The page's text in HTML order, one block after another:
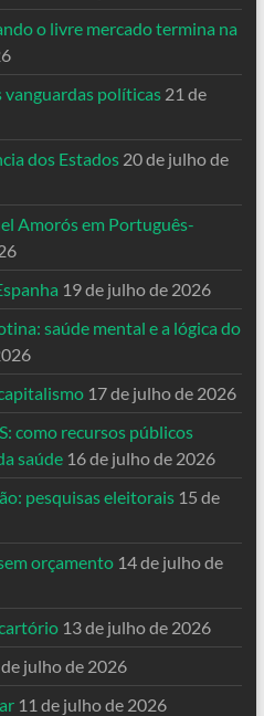
o livre mercado termina na
políticas 21 de
dos Estados 20 de julho de
Amorós em Português-
19 de julho de 2026
saúde mental e a lógica do
17 de julho de 2026
como recursos públicos
saúde 16 de julho de 2026
pesquisas eleitorais 15 de
orçamento 14 de julho de
13 de julho de 2026
julho de 2026
11 de julho de 2026